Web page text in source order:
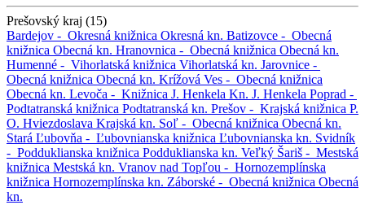
Prešovský kraj (15)
Bardejov - Okresná knižnica Okresná kn. Batizovce - Obecná
knižnica Obecná kn. Hranovnica - Obecná knižnica Obecná kn.
Humenné - Vihorlatská knižnica Vihorlatská kn. Jarovnice -
Obecná knižnica Obecná kn. Krížová Ves - Obecná knižnica
Obecná kn. Levoča - Knižnica J. Henkela Kn. J. Henkela Poprad -
Podtatranská knižnica Podtatranská kn. Prešov - Krajská knižnica P.
O. Hviezdoslava Krajská kn. Soľ - Obecná knižnica Obecná kn.
Stará Ľubovňa - Ľubovnianska knižnica Ľubovnianska kn. Svidník
- Podduklianska knižnica Podduklianska kn. Veľký Šariš - Mestská
knižnica Mestská kn. Vranov nad Topľou - Hornozemplínska
knižnica Hornozemplínska kn. Záborské - Obecná knižnica Obecná
kn.